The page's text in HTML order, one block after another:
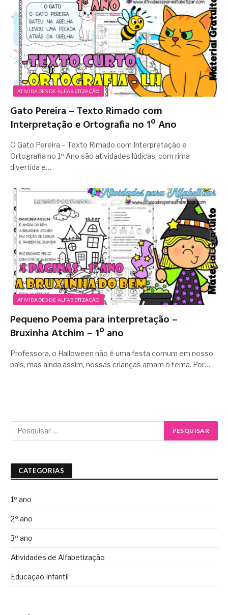
ATIVIDADES DE ALFABETIZAÇÃO
Gato Pereira – Texto Rimado com
Interpretação e Ortografia no 1º Ano
O Gato Pereira – Texto Rimado com Interpretação e
Ortografia no 1º Ano são atividades lúdicas, com rima
divertida e…
ATIVIDADES DE ALFABETIZAÇÃO
Pequeno Poema para interpretação –
Bruxinha Atchim – 1º ano
Professora, o Halloween não é uma festa comum em nosso
país, mas ainda assim, nossas crianças amam o tema. Por…
CATEGORIAS
1º ano
2º ano
3º ano
Atividades de Alfabetização
Educação Infantil